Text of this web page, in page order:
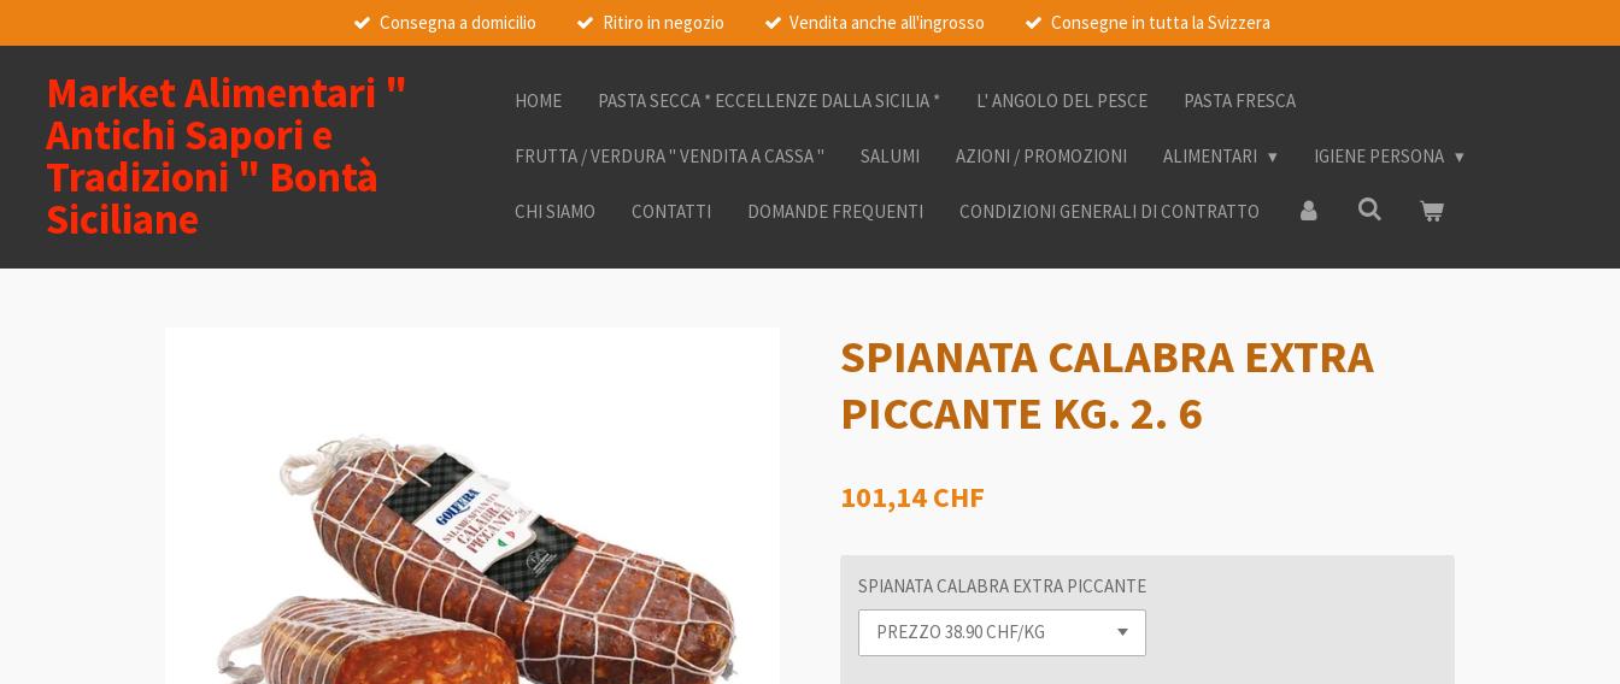
al
contenuto
principale
Consegna a domicilio Ritiro in negozio Vendita anche all'ingrosso Consegne in tutta la Svizzera
Market Alimentari "
Antichi Sapori e
Tradizioni " Bontà
Siciliane
HOME PASTA SECCA * ECCELLENZE DALLA SICILIA * L' ANGOLO DEL PESCE PASTA FRESCA
FRUTTA / VERDURA " VENDITA A CASSA " SALUMI AZIONI / PROMOZIONI ALIMENTARI IGIENE PERSONA
CHI SIAMO CONTATTI DOMANDE FREQUENTI CONDIZIONI GENERALI DI CONTRATTO
SPIANATA CALABRA EXTRA
PICCANTE KG. 2. 6
101,14 CHF
SPIANATA CALABRA EXTRA PICCANTE